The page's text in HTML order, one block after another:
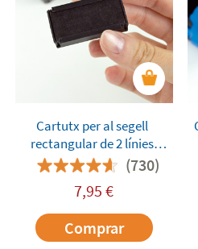
Cartutx per al segell
rectangular de 2 línies
Stikets
(730)
7,95 €
Comprar